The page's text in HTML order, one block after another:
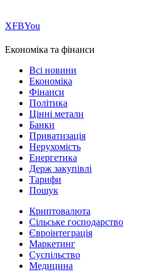
ХFBYou
Економіка та фінанси
Всі новини
Економіка
Фінанси
Політика
Цінні метали
Банки
Приватизація
Нерухомість
Енергетика
Держ закупівлі
Тарифи
Пошук
Криптовалюта
Сільське господарство
Євроінтеграція
Маркетинг
Суспільство
Медицина